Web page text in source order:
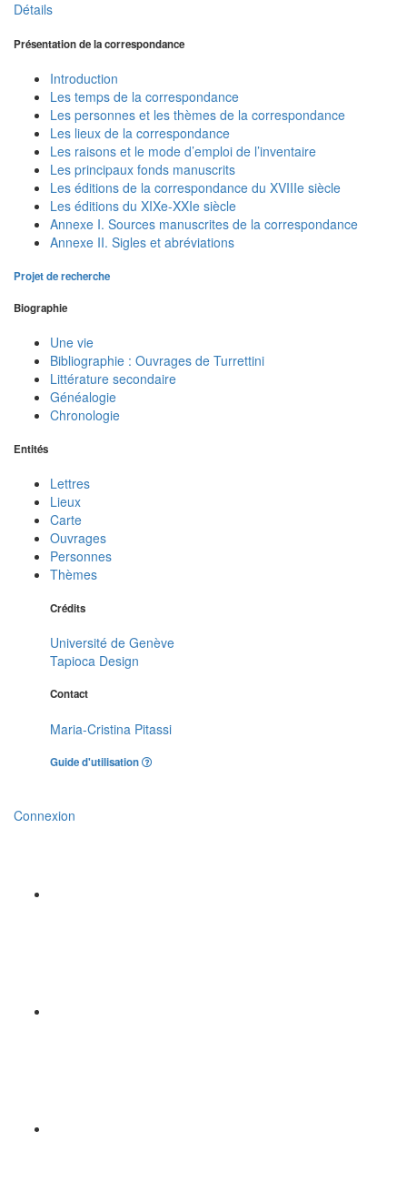
Détails
Présentation de la correspondance
Introduction
Les temps de la correspondance
Les personnes et les thèmes de la correspondance
Les lieux de la correspondance
Les raisons et le mode d’emploi de l’inventaire
Les principaux fonds manuscrits
Les éditions de la correspondance du XVIIIe siècle
Les éditions du XIXe-XXIe siècle
Annexe I. Sources manuscrites de la correspondance
Annexe II. Sigles et abréviations
Projet de recherche
Biographie
Une vie
Bibliographie : Ouvrages de Turrettini
Littérature secondaire
Généalogie
Chronologie
Entités
Lettres
Lieux
Carte
Ouvrages
Personnes
Thèmes
Crédits
Université de Genève
Tapioca Design
Contact
Maria-Cristina Pitassi
Guide d'utilisation
Connexion